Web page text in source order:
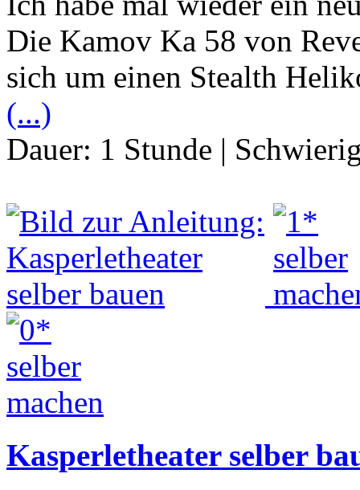
Die Kamov Ka 58 von
sich um einen Stealth
(...)
Dauer: 1 Stunde |
Kasperletheater selber